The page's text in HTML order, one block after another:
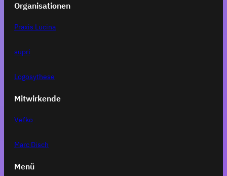
Organisationen
Praxis Lucina
supri
Logosythese
Mitwirkende
Vefko
Marc Disch
Menü